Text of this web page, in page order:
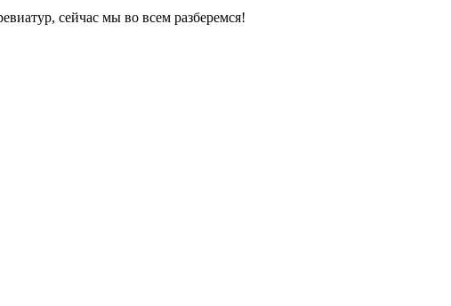
сейчас мы во всем разберемся!